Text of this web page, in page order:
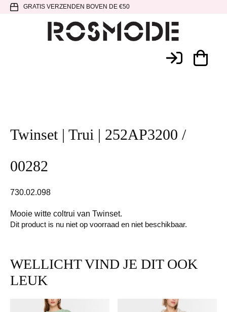
Spring
hoofdnavigatie
Door
SpringGRATIS VERZENDEN BOVEN DE €50
Twinset | Trui | 252AP3200 /
00282
730.02.098
Mooie witte coltrui van Twinset.
Dit product is nu niet op voorraad en niet beschikbaar.
WELLICHT VIND JE DIT OOK
LEUK